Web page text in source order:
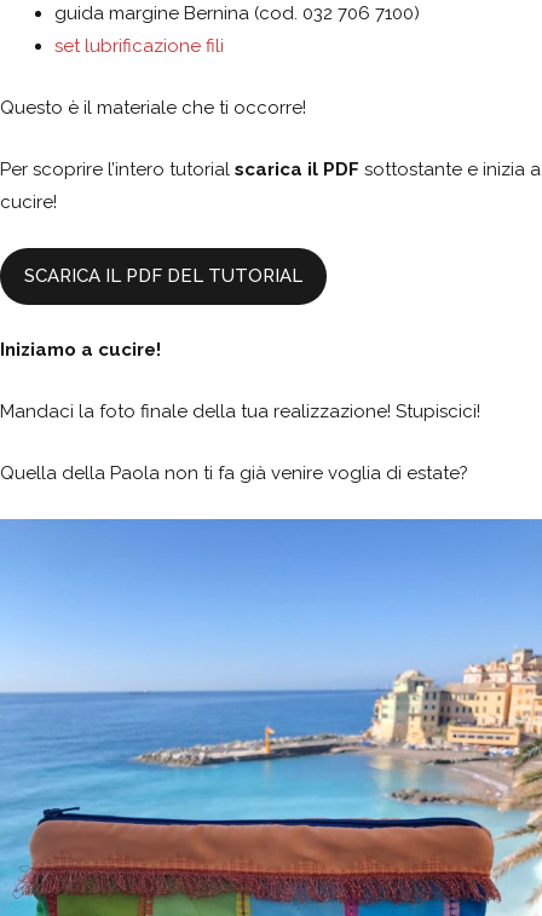
guida margine Bernina (cod. 032 706 7100)
set lubrificazione fili
Questo è il materiale che ti occorre!
Per scoprire l’intero tutorial scarica il PDF sottostante e inizia a
cucire!
SCARICA IL PDF DEL TUTORIAL
Iniziamo a cucire!
Mandaci la foto finale della tua realizzazione! Stupiscici!
Quella della Paola non ti fa già venire voglia di estate?